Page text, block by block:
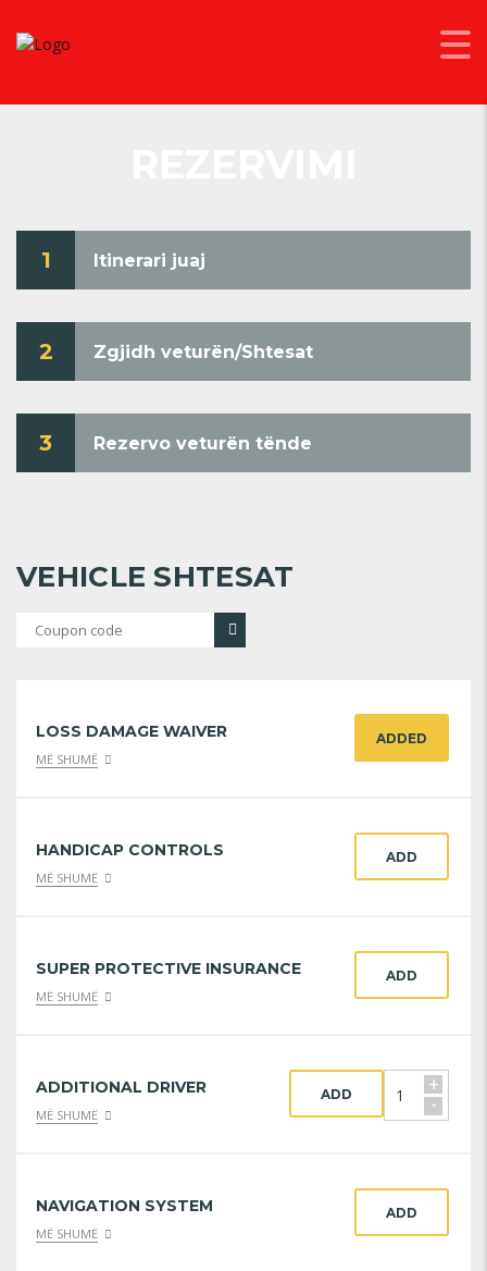
1 Itinerari juaj
2 Zgjidh veturën/Shtesat
3 Rezervo veturën tënde
VEHICLE SHTESAT
LOSS DAMAGE WAIVER
MË SHUMË
ADDED
HANDICAP CONTROLS
MË SHUMË
ADD
SUPER PROTECTIVE INSURANCE
MË SHUMË
ADD
ADDITIONAL DRIVER
MË SHUMË
+
-
ADD
NAVIGATION SYSTEM
MË SHUMË
ADD